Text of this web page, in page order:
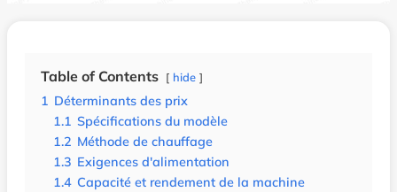
Table of Contents hide
1 Déterminants des prix
1.1 Spécifications du modèle
1.2 Méthode de chauffage
1.3 Exigences d'alimentation
1.4 Capacité et rendement de la machine